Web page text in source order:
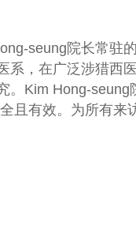
seung院长常驻
系，在广泛涉猎西
。Kim Hong-
且有效。为所有